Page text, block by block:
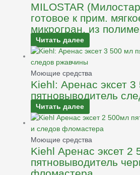
MILOSTAR
готовое к прим.
микрогран. из
Читать далее
Моющие средства
Kiehl: Аренас эксет
пятновыводитель
Читать далее
Моющие средства
Kiehl Аренас эксет 2
пятновыводитель